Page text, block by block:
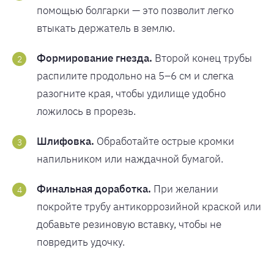
помощью болгарки — это позволит легко
втыкать держатель в землю.
Формирование гнезда. Второй конец трубы
распилите продольно на 5–6 см и слегка
разогните края, чтобы удилище удобно
ложилось в прорезь.
Шлифовка. Обработайте острые кромки
напильником или наждачной бумагой.
Финальная доработка. При желании
покройте трубу антикоррозийной краской или
добавьте резиновую вставку, чтобы не
повредить удочку.